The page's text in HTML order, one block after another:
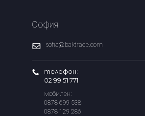
София
sofia@baktrade.com
телефон:
02 99 51 771
мобилен:
0878 699 538
0878 129 286